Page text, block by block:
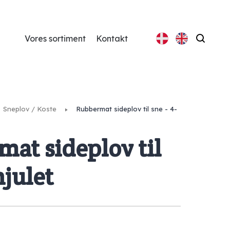
Vores sortiment Kontakt Søg
Sneplov / Koste Rubbermat sideplov til sne - 4-
sideplov til